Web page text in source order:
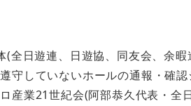
(全日遊連、日遊協、同友会、余
守していないホールの通報・確
産業21世紀会(阿部恭久代表・全